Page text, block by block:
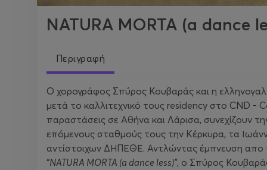
NATURA MORTA (a dance
Περιγραφή
Ο χορογράφος Σπύρος Κουβαράς και η
μετά το καλλιτεχνικό τους residency στο CND -
παραστάσεις σε Αθήνα και Λάρισα, συνεχίζουν
επόμενους σταθμούς τους την Κέρκυρα, τα
αντίστοιχων ΔΗΠΕΘΕ. Αντλώντας έμπνευση
“NATURA MORTA (a dance less)”, ο Σπύρος